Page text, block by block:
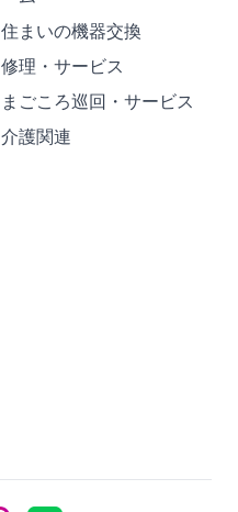
住まいの機器交換
修理・サービス
まごころ巡回・サービス
介護関連